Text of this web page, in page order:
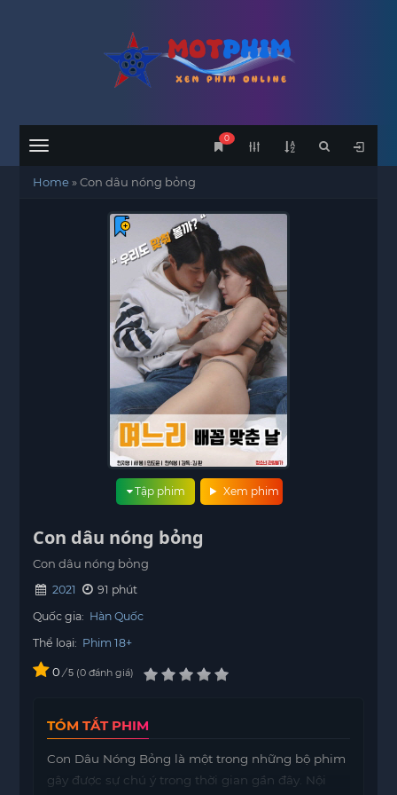
Menu
0
Home»Con dâu nóng bỏng
Xem phim
Tập phim
Con dâu nóng bỏng
Con dâu nóng bỏng
2021
91 phút
Quốc gia: Hàn Quốc
Thể loại: Phim 18+
0 / 5 0 đánh giá
TÓM TẮT PHIM
Con Dâu Nóng Bỏng là một trong những bộ phim
gây được sự chú ý trong thời gian gần đây. Nội